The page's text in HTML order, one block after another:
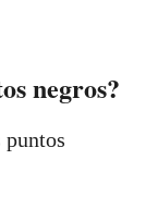
negros?